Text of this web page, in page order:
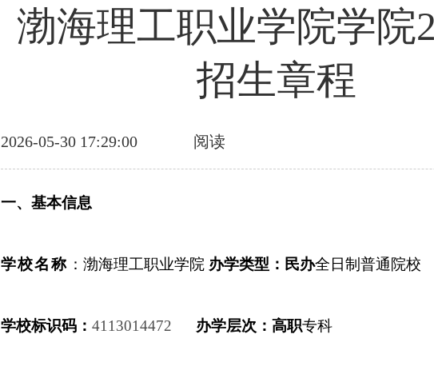
渤海理工职业学院学院
招生章程
2026-05-30 17:29:00 阅读
一、基本信息
学校名称 ：渤海理工职业学院 办学类型：民办全日制普通院校
学校标识码： 4113014472 办学层次：高职专科